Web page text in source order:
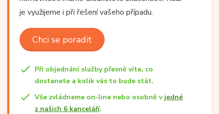
je využijeme i při řešení vašeho případu.
Chci se poradit
Při objednání služby přesně víte, co
dostanete a kolik vás to bude stát.
Vše zvládneme on-line nebo osobně v jedné
z našich 6 kanceláří.